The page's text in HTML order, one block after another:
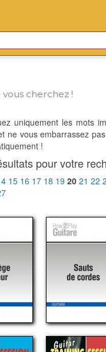
cherchez !
uniquement les mots
ne vous embarrassez
!
pour votre
15 16 17 18 19 20 21 22